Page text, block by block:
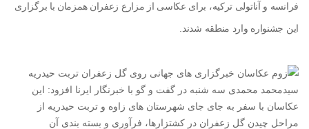
فرانسه و آناتولی ترکیه، برای عکاسی از مزارع زعفران همزمان با برگزاری
این جشنواره وارد منطقه شدند.
سیدمحمد محمدی سه شنبه در گفت و گو با خبرنگار ایرنا افزود: این
عکاسان با سفر به جای جای شهرستان های زاوه و تربت حیدریه از
مراحل چیدن گل زعفران در کشتزارها، فرآوری و بسته بندی آن